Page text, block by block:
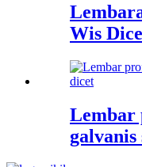
Wis
Lembar
galvanis